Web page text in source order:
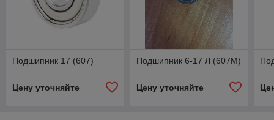
Подшипник 17 (607)
Цену уточняйте
Подшипник 6-17 Л (607М)
Цену уточняйте